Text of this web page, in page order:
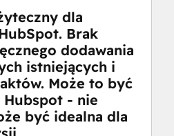
dla
Brak
dodawania
istniejących i
Może to być
- nie
być idealna dla